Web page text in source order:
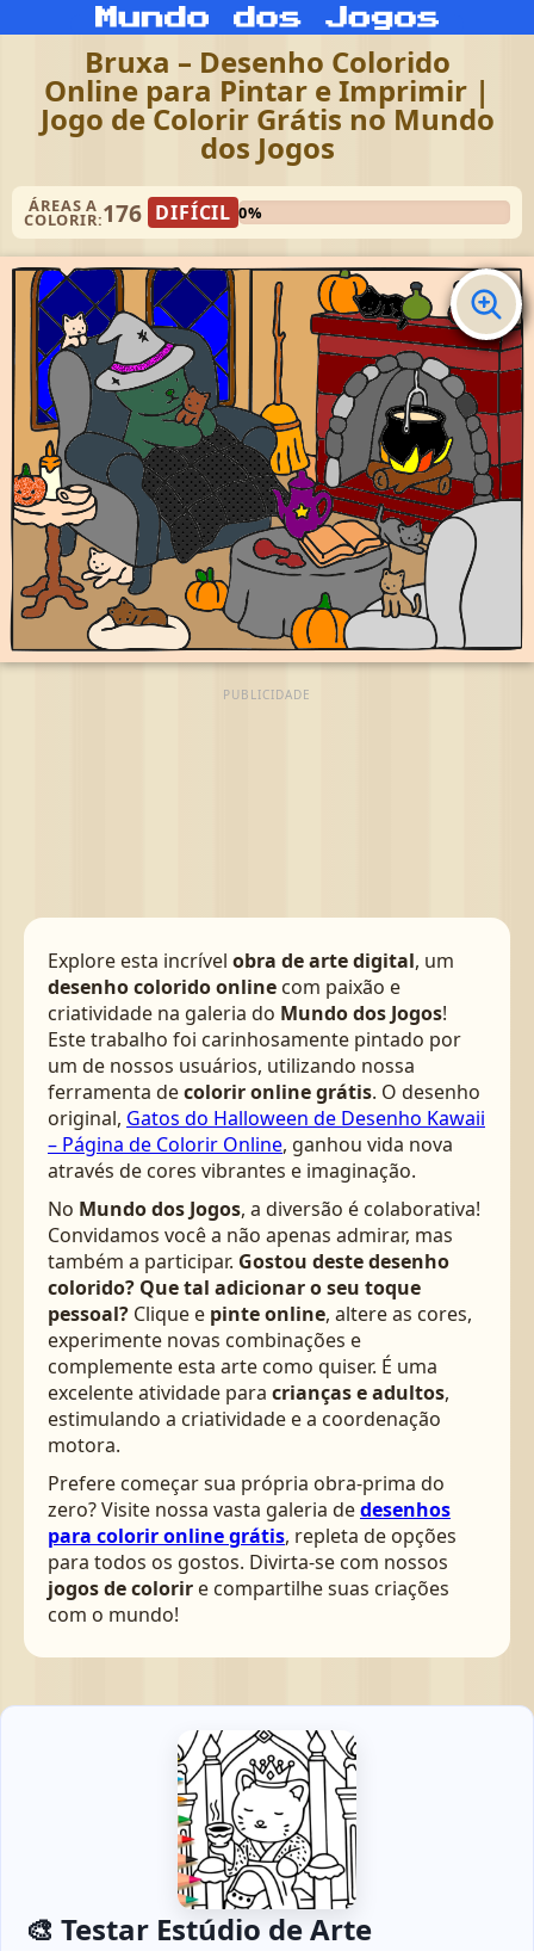
Bruxa – Desenho Colorido
Online para Pintar e Imprimir |
Jogo de Colorir Grátis no Mundo
dos Jogos
ÁREAS A
COLORIR:176 DIFÍCIL 0%
PUBLICIDADE
Explore esta incrível obra de arte digital, um
desenho colorido online com paixão e
criatividade na galeria do Mundo dos Jogos!
Este trabalho foi carinhosamente pintado por
um de nossos usuários, utilizando nossa
ferramenta decolorir online grátis. O desenho
original, Gatos do Halloween de Desenho Kawaii
– Página de Colorir Online, ganhou vida nova
através de cores vibrantes e imaginação.
No Mundo dos Jogos, a diversão é colaborativa!
Convidamos você a não apenas admirar, mas
também a participar. Gostou deste desenho
colorido? Que tal adicionar o seu toque
pessoal? Clique e pinte online, altere as cores,
experimente novas combinações e
complemente esta arte como quiser. É uma
excelente atividade para crianças e adultos,
estimulando a criatividade e a coordenação
motora.
Prefere começar sua própria obra-prima do
zero? Visite nossa vasta galeria dedesenhos
para colorir online grátis, repleta de opções
para todos os gostos. Divirta-se com nossos
jogos de colorir e compartilhe suas criações
com o mundo!
🎨 Testar Estúdio de Arte